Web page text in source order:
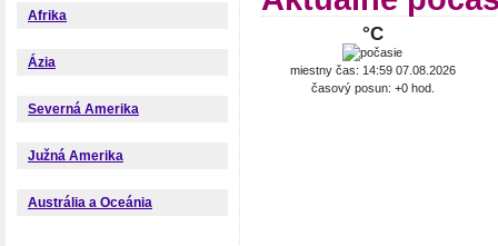
Afrika
Ázia
Severná Amerika
Južná Amerika
Austrália a Oceánia
°C
miestny čas: 14:59 07.08.2026
časový posun: +0 hod.